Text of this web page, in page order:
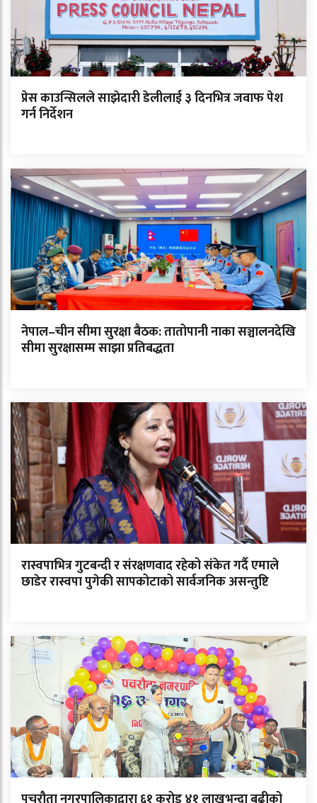
प्रेस काउन्सिलले साझेदारी डेलीलाई ३ दिनभित्र जवाफ पेश
गर्न निर्देशन
नेपाल–चीन सीमा सुरक्षा बैठक: तातोपानी नाका सञ्चालनदेखि
सीमा सुरक्षासम्म साझा प्रतिबद्धता
रास्वपाभित्र गुटबन्दी र संरक्षणवाद रहेको संकेत गर्दै एमाले
छाडेर रास्वपा पुगेकी सापकोटाको सार्वजनिक असन्तुष्टि